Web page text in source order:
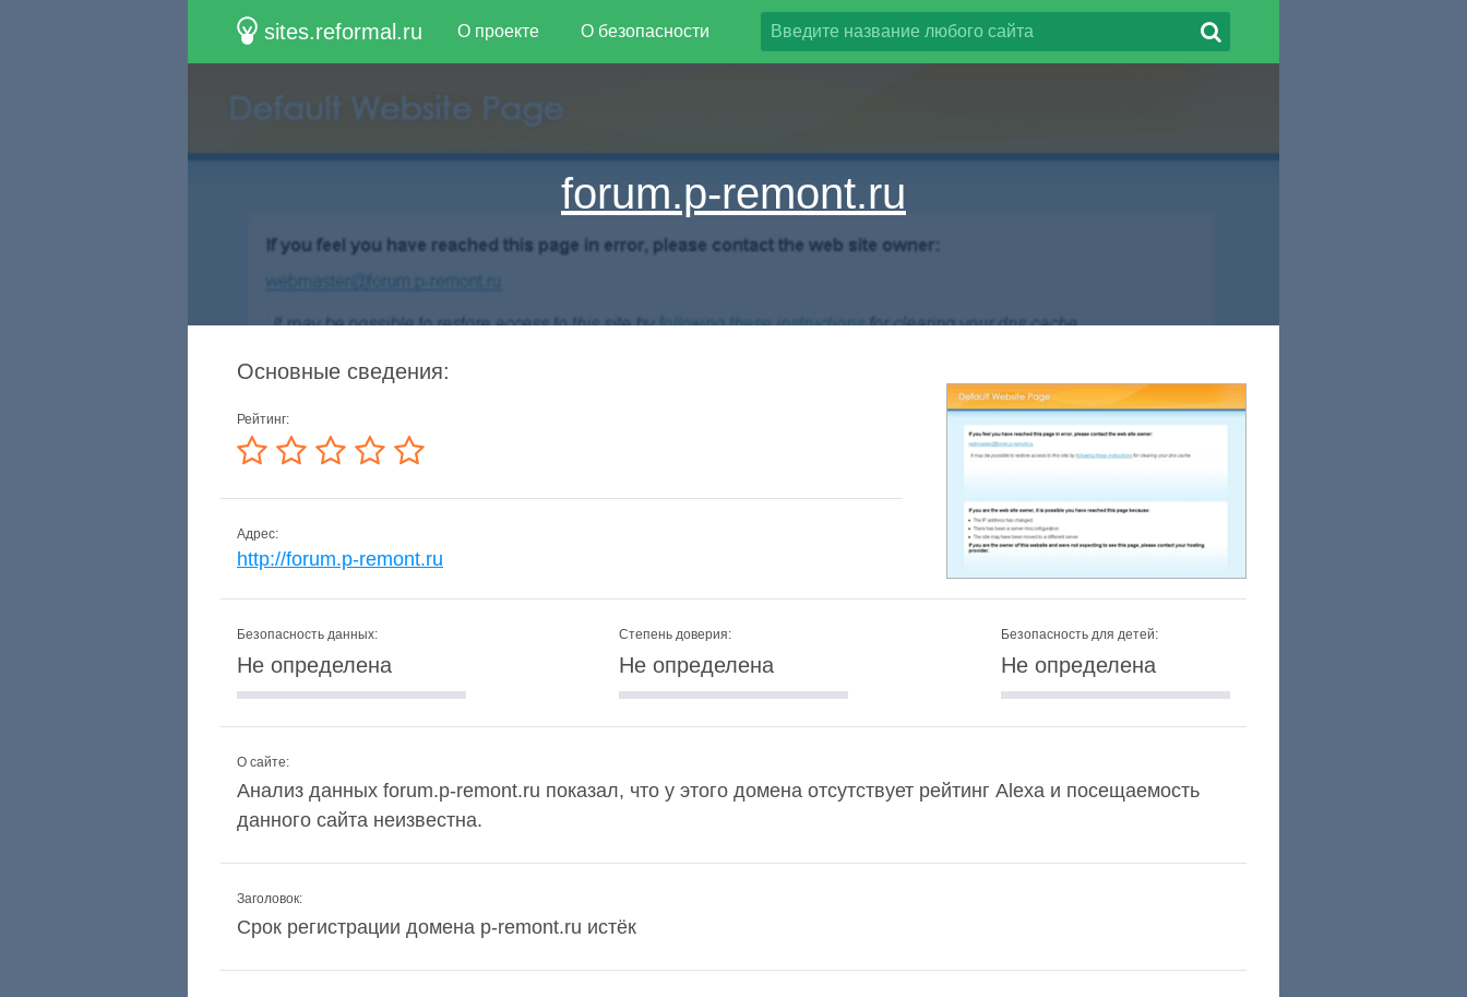
sites.reformal.ru О проекте О безопасности
forum.p-remont.ru
Основные сведения:
Рейтинг:
Адрес:
http://forum.p-remont.ru
Безопасность данных:
Не определена
Степень доверия:
Не определена
Безопасность для детей:
Не определена
О сайте:
Анализ данных forum.p-remont.ru показал, что у этого домена отсутствует рейтинг Alexa и посещаемость
данного сайта неизвестна.
Заголовок:
Срок регистрации домена p-remont.ru истёк